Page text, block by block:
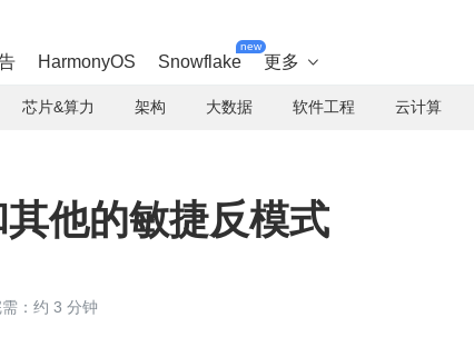
HarmonyOS Snowflake
new
更多 
芯片&算力 架构 大数据 软件工程 云计算
他的敏捷反模式
：约 3 分钟